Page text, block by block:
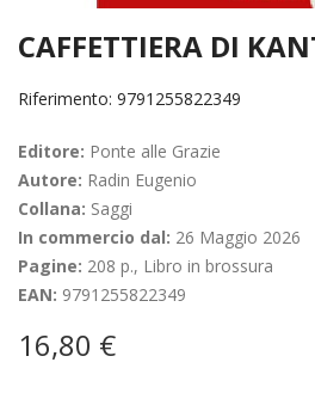
CAFFETTIERA DI
Riferimento: 9791255822349
Editore: Ponte alle Grazie
Autore: Radin Eugenio
Collana: Saggi
In commercio dal: 26 Maggio 2026
Pagine: 208 p., Libro in brossura
EAN: 9791255822349
16,80 €